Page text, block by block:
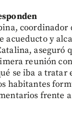
acueducto y
aseguró
reunión
se iba a tratar
habitantes
frente